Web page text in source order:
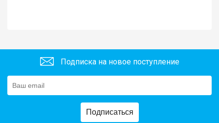
Подписка на новое поступление
Подписаться